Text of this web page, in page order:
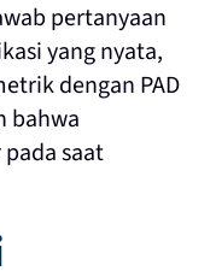
pertanyaan
yang nyata,
dengan PAD
bahwa
saat